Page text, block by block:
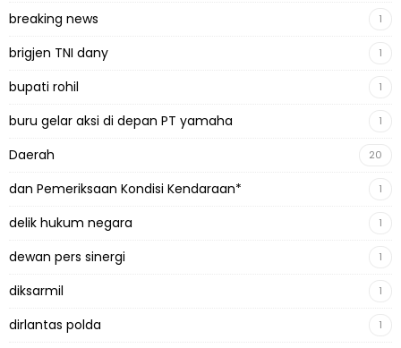
breaking news 1
brigjen TNI dany 1
bupati rohil 1
buru gelar aksi di depan PT yamaha 1
Daerah 20
dan Pemeriksaan Kondisi Kendaraan* 1
delik hukum negara 1
dewan pers sinergi 1
diksarmil 1
dirlantas polda 1